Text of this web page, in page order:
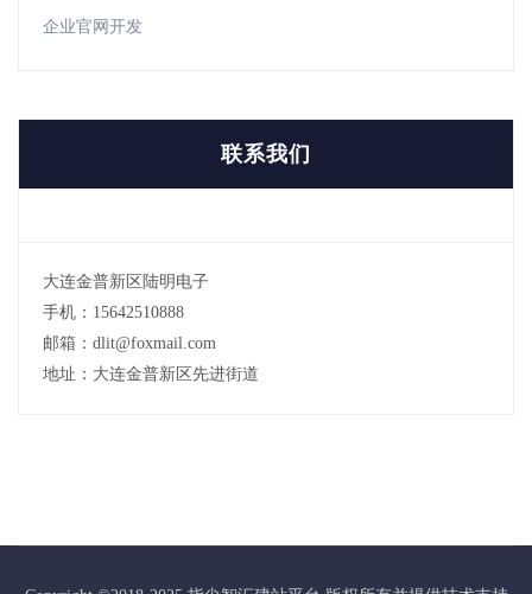
企业官网开发
联系我们
大连金普新区陆明电子
手机：15642510888
邮箱：dlit@foxmail.com
地址：大连金普新区先进街道